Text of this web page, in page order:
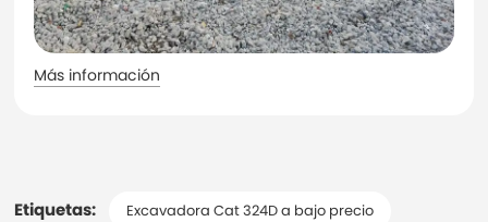
Más información
Etiquetas:
Excavadora Cat 324D a bajo precio